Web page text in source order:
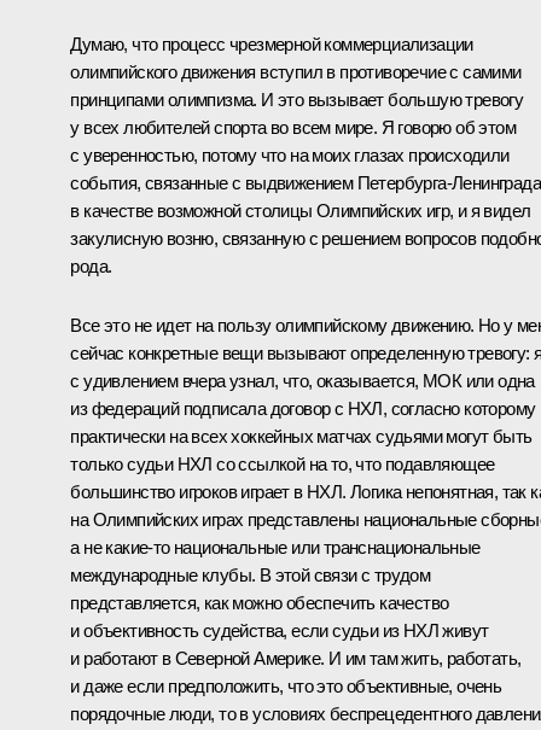
Думаю, что процесс чрезмерной коммерциализации
олимпийского движения вступил в противоречие с самими
принципами олимпизма. И это вызывает большую тревогу
у всех любителей спорта во всем мире. Я говорю об этом
с уверенностью, потому что на моих глазах происходили
события, связанные с выдвижением Петербурга-Ленинграда
в качестве возможной столицы Олимпийских игр, и я видел
закулисную возню, связанную с решением вопросов
рода.
Все это не идет на пользу олимпийскому движению. Но у
сейчас конкретные вещи вызывают определенную тревогу:
с удивлением вчера узнал, что, оказывается, МОК или одна
из федераций подписала договор с НХЛ, согласно которому
практически на всех хоккейных матчах судьями могут быть
только судьи НХЛ со ссылкой на то, что подавляющее
большинство игроков играет в НХЛ. Логика непонятная, так
на Олимпийских играх представлены национальные
а не какие‑то национальные или транснациональные
международные клубы. В этой связи с трудом
представляется, как можно обеспечить качество
и объективность судейства, если судьи из НХЛ живут
и работают в Северной Америке. И им там жить, работать,
и даже если предположить, что это объективные, очень
порядочные люди, то в условиях беспрецедентного